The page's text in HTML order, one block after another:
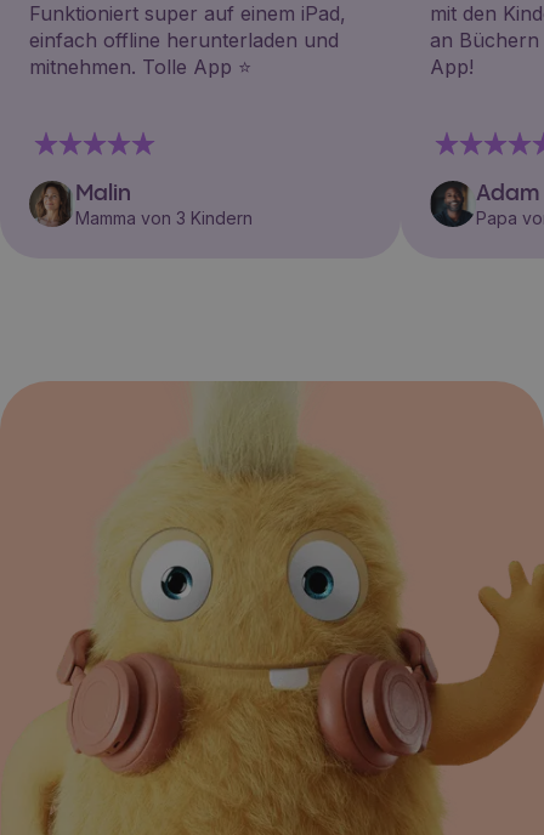
Funktioniert super auf einem iPad,
einfach offline herunterladen und
mitnehmen. Tolle App ⭐️
Malin
Mamma von 3 Kindern
mit den
an Büchern
App!
Adam
Papa